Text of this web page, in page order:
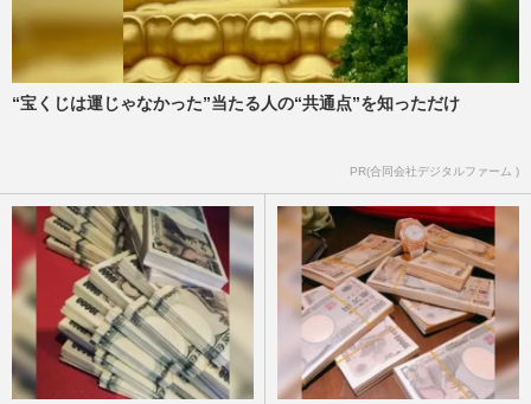
“宝くじは運じゃなかった”当たる人の“共通点”を知っただけ
PR(合同会社デジタルファーム )